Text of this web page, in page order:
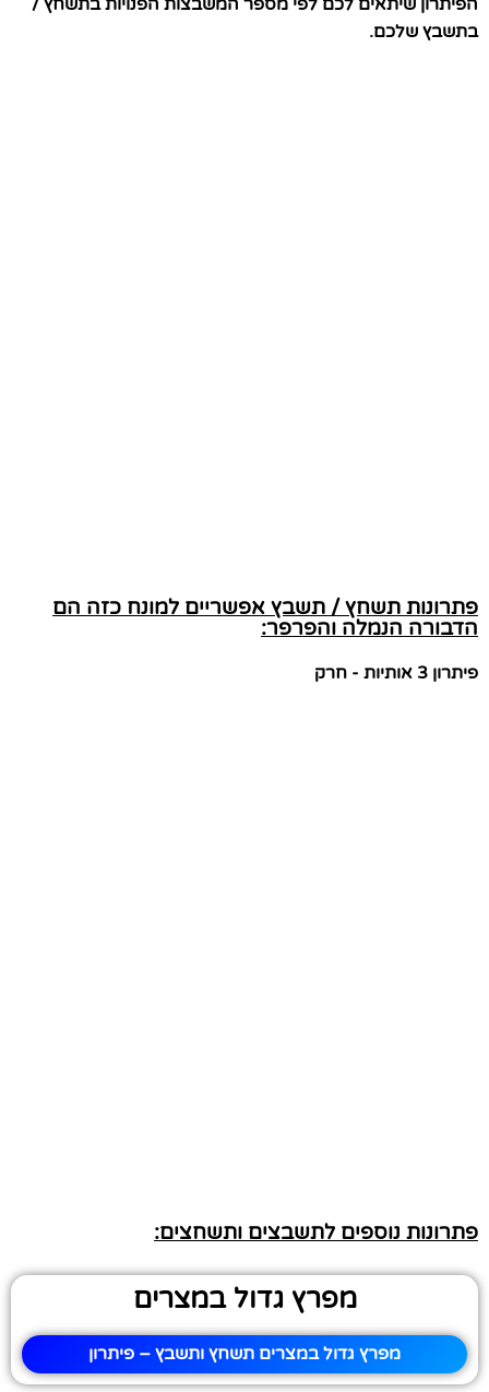
הפיתרון שיתאים לכם לפי מספר המשבצות הפנויות בתשחץ /
בתשבץ שלכם.
פתרונות תשחץ / תשבץ אפשריים למונח כזה הם
הדבורה הנמלה והפרפר:
פיתרון 3 אותיות - חרק
פתרונות נוספים לתשבצים ותשחצים:
מפרץ גדול במצרים
מפרץ גדול במצרים תשחץ ותשבץ – פיתרון